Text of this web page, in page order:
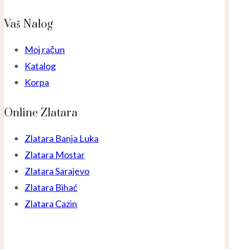
Vaš Nalog
Moj račun
Katalog
Korpa
Online Zlatara
Zlatara Banja Luka
Zlatara Mostar
Zlatara Sarajevo
Zlatara Bihać
Zlatara Cazin